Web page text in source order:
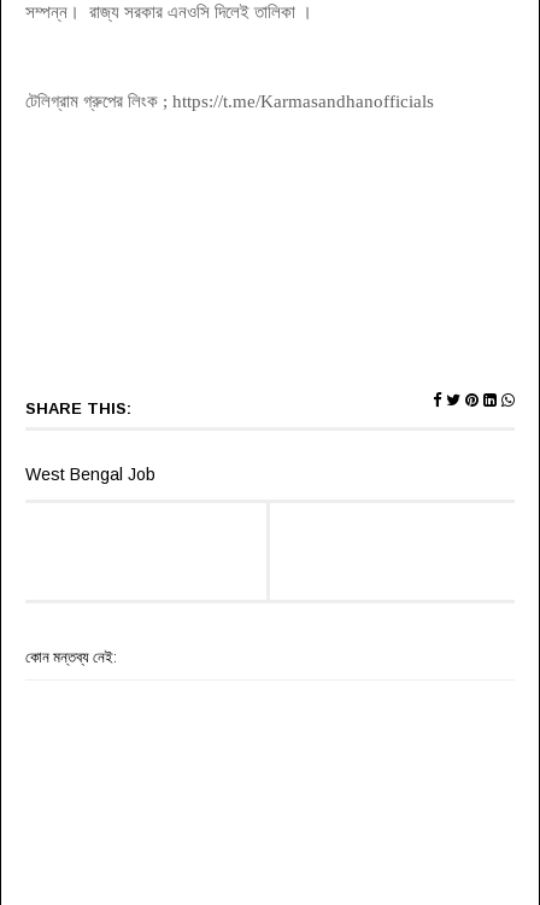
সম্পন্ন। রাজ্য সরকার এনওসি দিলেই তালিকা ।
টেলিগ্রাম গ্রুপের লিংক ; https://t.me/Karmasandhanofficials
SHARE THIS:
West Bengal Job
কোন মন্তব্য নেই: